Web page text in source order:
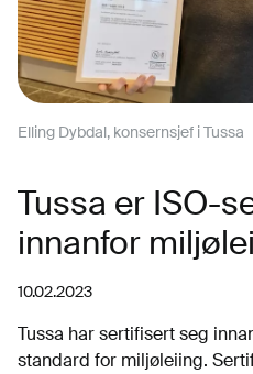
Elling Dybdal, konsernsjef i Tussa
Tussa er ISO-
innanfor
10.02.2023
Tussa har sertifisert seg
standard for miljøleiing.